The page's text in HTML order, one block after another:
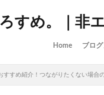
すめ。｜非
Home ブロ
すすめ紹介！つながりたくない場合